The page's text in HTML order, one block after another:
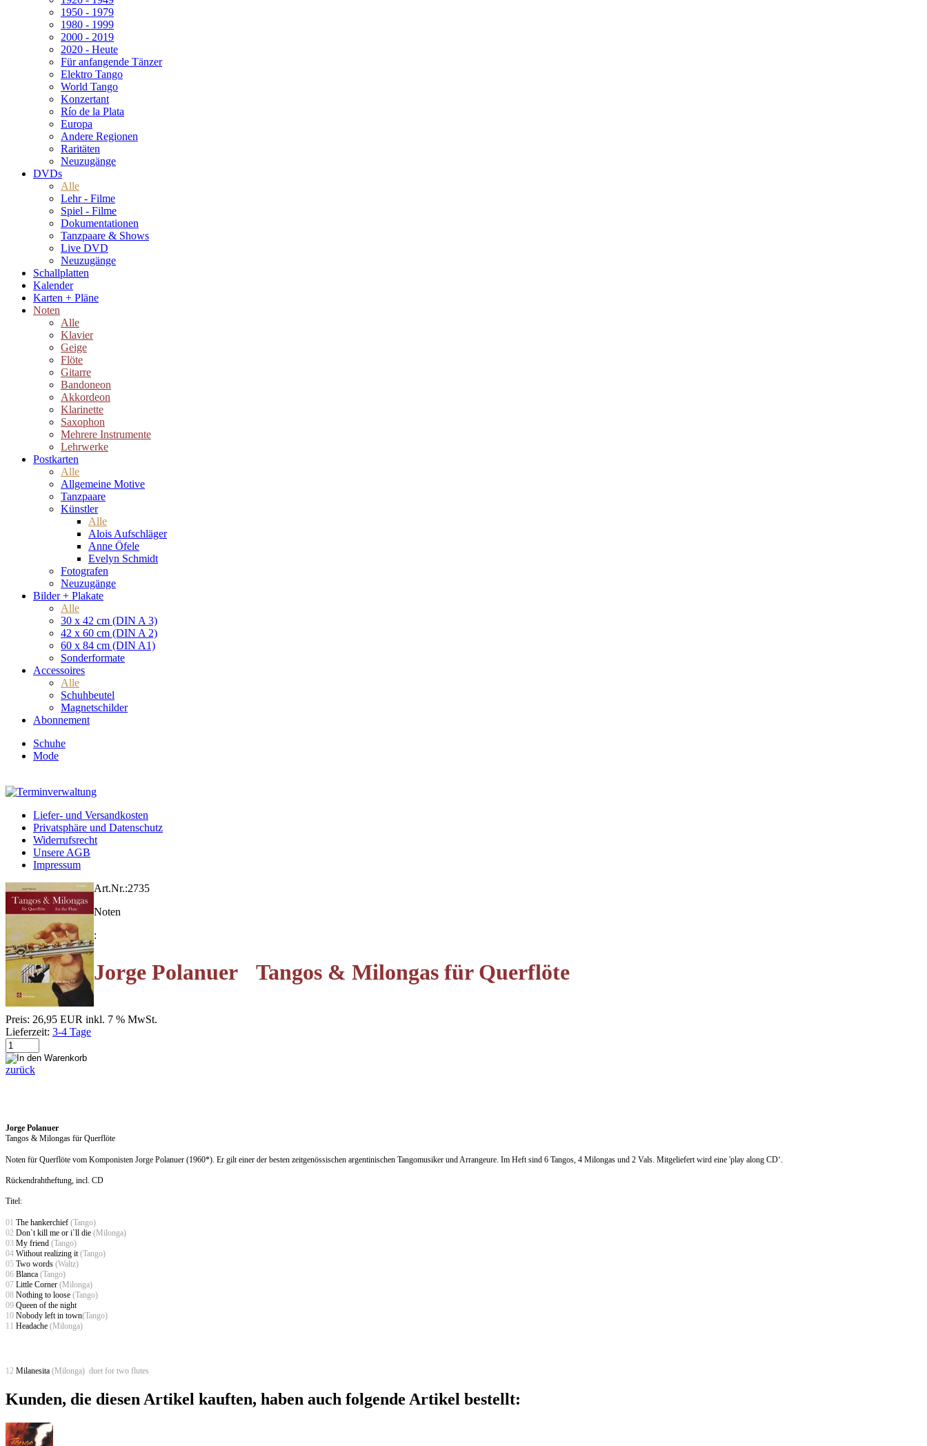
1950 - 1979
1980 - 1999
2000 - 2019
2020 - Heute
Für anfangende Tänzer
Elektro Tango
World Tango
Konzertant
Río de la Plata
Europa
Andere Regionen
Raritäten
Neuzugänge
DVDs
Alle
Lehr - Filme
Spiel - Filme
Dokumentationen
Tanzpaare & Shows
Live DVD
Neuzugänge
Schallplatten
Kalender
Karten + Pläne
Noten
Alle
Klavier
Geige
Flöte
Gitarre
Bandoneon
Akkordeon
Klarinette
Saxophon
Mehrere Instrumente
Lehrwerke
Postkarten
Alle
Allgemeine Motive
Tanzpaare
Künstler
Alle
Alois Aufschläger
Anne Öfele
Evelyn Schmidt
Fotografen
Neuzugänge
Bilder + Plakate
Alle
30 x 42 cm (DIN A 3)
42 x 60 cm (DIN A 2)
60 x 84 cm (DIN A1)
Sonderformate
Accessoires
Alle
Schuhbeutel
Magnetschilder
Abonnement
Schuhe
Mode
Liefer- und Versandkosten
Privatsphäre und Datenschutz
Widerrufsrecht
Unsere AGB
Impressum
Art.Nr.:2735
Noten
:
Jorge Polanuer Tangos & Milongas für Querflöte
Preis: 26,95 EUR inkl. 7 % MwSt.
Lieferzeit: 3-4 Tage
zurück
Jorge Polanuer
Tangos & Milongas für Querflöte
Noten für Querflöte vom Komponisten Jorge Polanuer (1960*). Er gilt einer der besten zeitgenössischen argentinischen Tangomusiker und Arrangeure. Im Heft sind 6 Tangos, 4 Milongas und 2 Vals. Mitgeliefert wird eine 'play along CD‘.
Rückendrahtheftung, incl. CD
Titel:
01 The hankerchief (Tango)
02 Don`t kill me or i`ll die (Milonga)
03 My friend (Tango)
04 Without realizing it(Tango)
05 Two words (Waltz)
06 Blanca (Tango)
07 Little Corner (Milonga)
08 Nothing to loose (Tango)
09 Queen of the night
10 Nobody left in town(Tango)
11 Headache (Milonga)
12 Milanesita (Milonga) duet for two flutes
Kunden, die diesen Artikel kauften, haben auch folgende Artikel bestellt: